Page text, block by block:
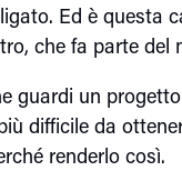
Ed è questa
che fa parte del
guardi un
difficile da
renderlo così.